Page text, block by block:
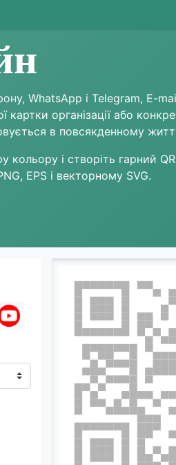
WhatsApp і Telegram, E-
організації або
в повсякденному
кольору і створіть гарний
EPS і векторному SVG.